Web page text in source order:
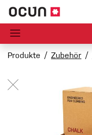
Produkte Zubehör